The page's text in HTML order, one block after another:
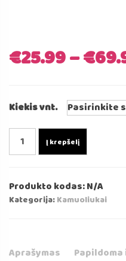
€25.99–€
Kiekis vnt.
kiekis:
-
Šviesiai
7cm⌀
Į krepšelį
Produkto kodas:N/A
Kategorija:Kamuoliukai
Aprašymas